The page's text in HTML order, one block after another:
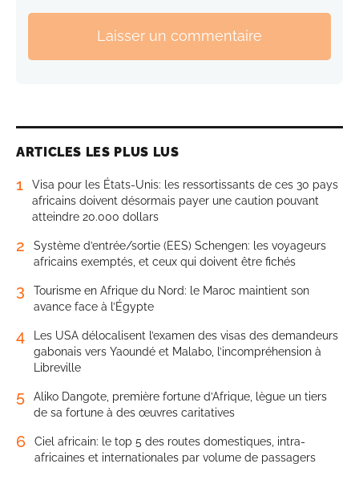
Laisser un commentaire
ARTICLES LES PLUS LUS
1
Visa pour les États-Unis: les ressortissants de ces 30 pays
africains doivent désormais payer une caution pouvant
atteindre 20.000 dollars
2
Système d’entrée/sortie (EES) Schengen: les voyageurs
africains exemptés, et ceux qui doivent être fichés
3
Tourisme en Afrique du Nord: le Maroc maintient son
avance face à l’Égypte
4
Les USA délocalisent l’examen des visas des demandeurs
gabonais vers Yaoundé et Malabo, l’incompréhension à
Libreville
5
Aliko Dangote, première fortune d’Afrique, lègue un tiers
de sa fortune à des œuvres caritatives
6
Ciel africain: le top 5 des routes domestiques, intra-
africaines et internationales par volume de passagers